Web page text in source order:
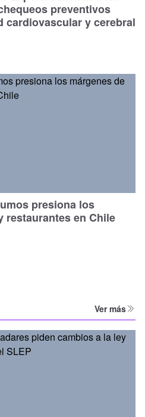
preventivos
cardiovascular y cerebral
presiona los
restaurantes en Chile
Ver más